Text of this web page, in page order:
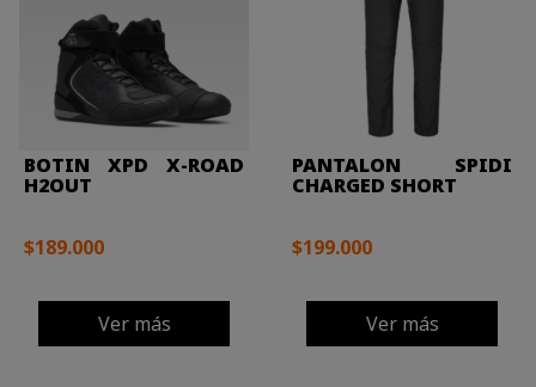
BOTIN XPD X-ROAD
H2OUT
$189.000
Ver más
PANTALON SPIDI
CHARGED SHORT
$199.000
Ver más